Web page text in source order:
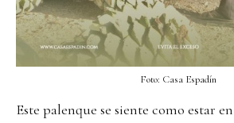
Foto: Casa Espadín
Este palenque se siente como estar